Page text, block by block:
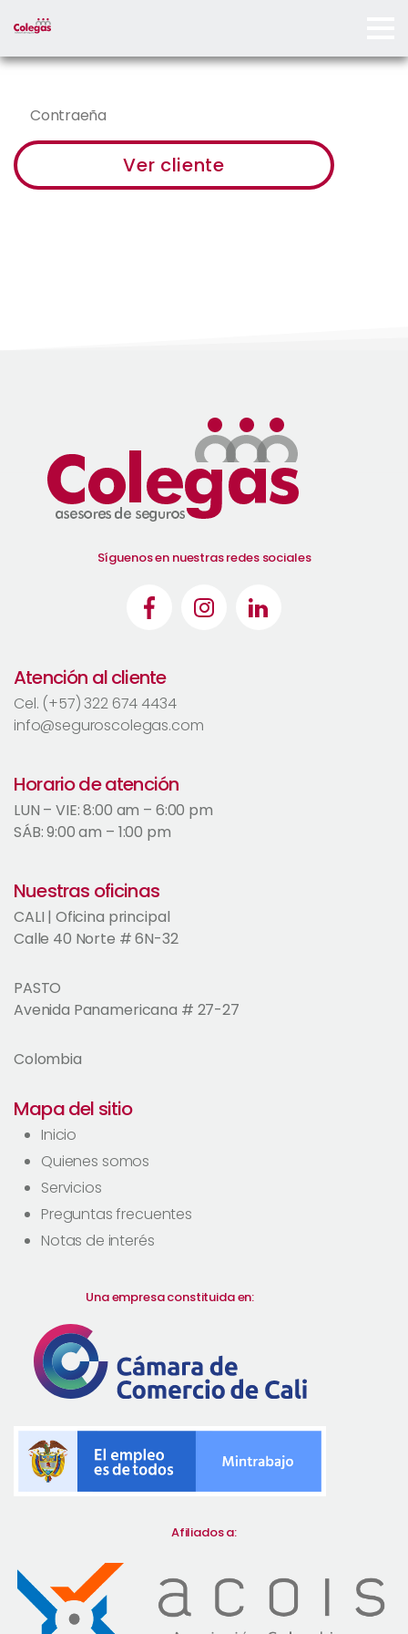
Síguenos en nuestras redes sociales
Atención al cliente
Cel. (+57) 322 674 4434
info@seguroscolegas.com
Horario de atención
LUN – VIE: 8:00 am – 6:00 pm
SÁB: 9:00 am – 1:00 pm
Nuestras oficinas
CALI | Oficina principal
Calle 40 Norte # 6N-32
PASTO
Avenida Panamericana # 27-27
Colombia
Mapa del sitio
Inicio
Quienes somos
Servicios
Preguntas frecuentes
Notas de interés
Una empresa constituida en:
Afiliados a: